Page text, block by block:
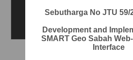
/
Sebutharga NoJTU 59/
Development and
SMART Geo Sabah
Interface